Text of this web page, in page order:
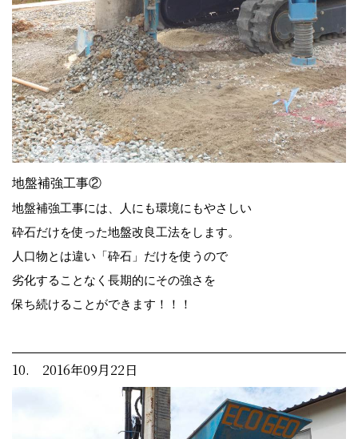
地盤補強工事②
地盤補強工事には、人にも環境にもやさしい
砕石だけを使った地盤改良工法をします。
人口物とは違い「砕石」だけを使うので
劣化することなく長期的にその強さを
保ち続けることができます！！！
10. 2016年09月22日